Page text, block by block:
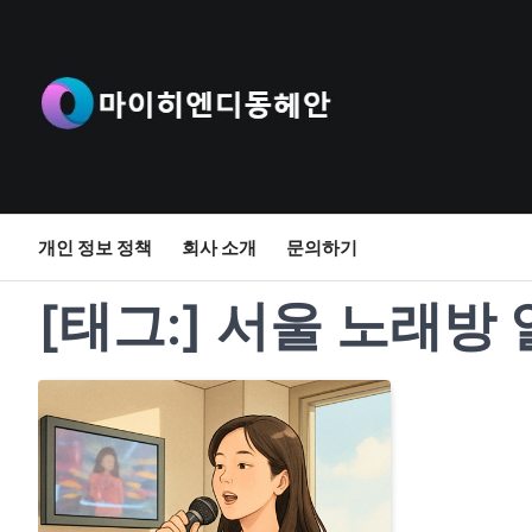
content
개인 정보 정책 회사 소개 문의하기
[태그:] 서울 노래방